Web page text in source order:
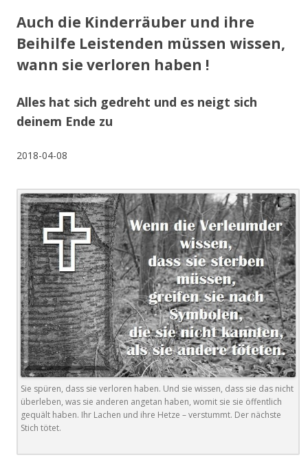
Auch die Kinderräuber und ihre
Beihilfe Leistenden müssen wissen,
wann sie verloren haben !
Alles hat sich gedreht und es neigt sich
deinem Ende zu
2018-04-08
Sie spüren, dass sie verloren haben. Und sie wissen, dass sie das nicht
überleben, was sie anderen angetan haben, womit sie sie öffentlich
gequält haben. Ihr Lachen und ihre Hetze – verstummt. Der nächste
Stich tötet.